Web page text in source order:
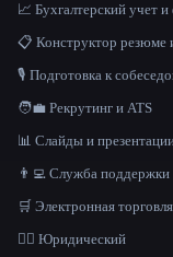
📈 Бухгалтерский учет
📋 Конструктор резюме
🎙️ Подготовка к
🧑‍💼 Рекрутинг и ATS
📊 Слайды и
👨‍💻 Служба поддержки
🛒 Электронная торговля
👩‍⚖️ Юридический